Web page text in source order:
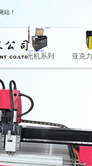
站！
机系列 亚克力抛光机